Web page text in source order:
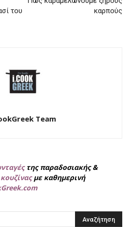
του
καρπούς
Team
της παραδοσιακής &
με καθημερινή